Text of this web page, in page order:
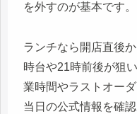
を外すのが基本です。
ランチなら開店直後
時台や21時前後が狙
業時間やラストオー
当日の公式情報を確